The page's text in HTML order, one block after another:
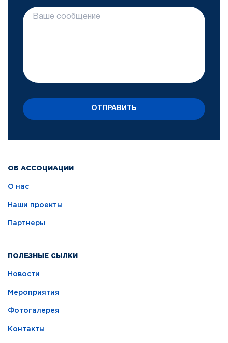
ОБ АССОЦИАЦИИ
О нас
Наши проекты
Партнеры
ПОЛЕЗНЫЕ СЫЛКИ
Новости
Мероприятия
Фотогалерея
Контакты
ОТПРАВИТЬ